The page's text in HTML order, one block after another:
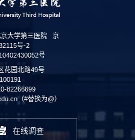
大学第三医院 京
号-2
号
花园北路49号
82266699
（#替换为@）
在线调查